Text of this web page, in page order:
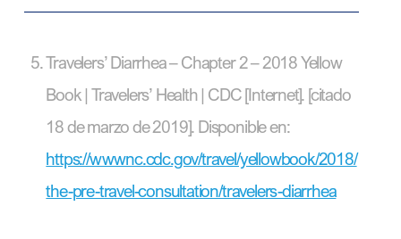
Travelers’ Diarrhea – Chapter 2 – 2018 Yellow
Book | Travelers’ Health | CDC [Internet]. [citado
18 de marzo de 2019]. Disponible en:
https://wwwnc.cdc.gov/travel/yellowbook/2018/
the-pre-travel-consultation/travelers-diarrhea